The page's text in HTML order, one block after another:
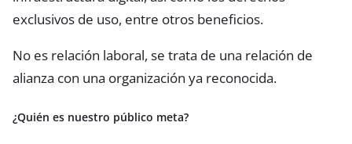
exclusivos de uso, entre otros beneficios.
No es relación laboral, se trata de una relación de
alianza con una organización ya reconocida.
¿Quién es nuestro público meta?